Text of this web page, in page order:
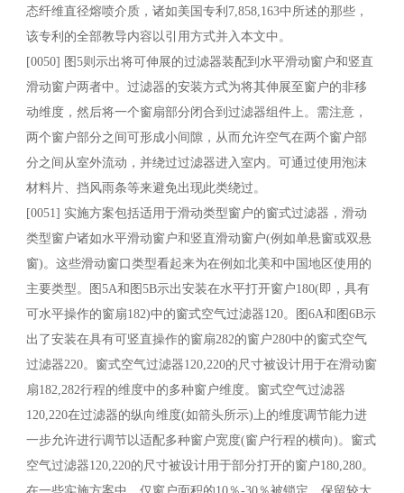
态纤维直径熔喷介质，诸如美国专利7,858,163中所述的那些，
该专利的全部教导内容以引用方式并入本文中。
[0050] 图5则示出将可伸展的过滤器装配到水平滑动窗户和竖直
滑动窗户两者中。过滤器的安装方式为将其伸展至窗户的非移
动维度，然后将一个窗扇部分闭合到过滤器组件上。需注意，
两个窗户部分之间可形成小间隙，从而允许空气在两个窗户部
分之间从室外流动，并绕过过滤器进入室内。可通过使用泡沫
材料片、挡风雨条等来避免出现此类绕过。
[0051] 实施方案包括适用于滑动类型窗户的窗式过滤器，滑动
类型窗户诸如水平滑动窗户和竖直滑动窗户(例如单悬窗或双悬
窗)。这些滑动窗口类型看起来为在例如北美和中国地区使用的
主要类型。图5A和图5B示出安装在水平打开窗户180(即，具有
可水平操作的窗扇182)中的窗式空气过滤器120。图6A和图6B示
出了安装在具有可竖直操作的窗扇282的窗户280中的窗式空气
过滤器220。窗式空气过滤器120,220的尺寸被设计用于在滑动窗
扇182,282行程的维度中的多种窗户维度。窗式空气过滤器
120,220在过滤器的纵向维度(如箭头所示)上的维度调节能力进
一步允许进行调节以适配多种窗户宽度(窗户行程的横向)。窗式
空气过滤器120,220的尺寸被设计用于部分打开的窗户180,280。